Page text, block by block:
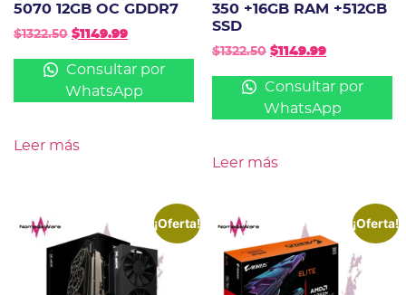
5070 12GB OC GDDR7
$1322.50 $1149.99
Consultar por
WhatsApp
Leer más
350 +16GB RAM +512GB
SSD
$1322.50 $1149.99
Consultar por
WhatsApp
Leer más
¡Oferta! ¡Oferta!